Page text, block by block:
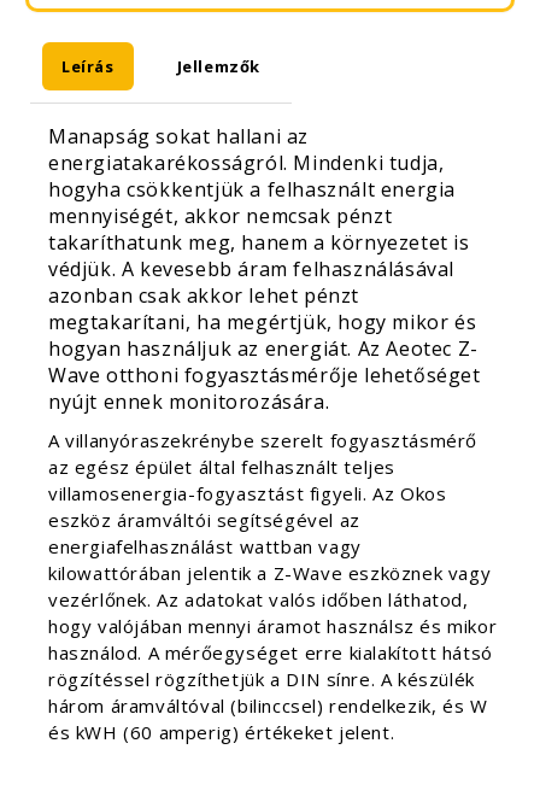
Leírás Jellemzők
Manapság sokat hallani az
energiatakarékosságról. Mindenki tudja,
hogyha csökkentjük a felhasznált energia
mennyiségét, akkor nemcsak pénzt
takaríthatunk meg, hanem a környezetet is
védjük. A kevesebb áram felhasználásával
azonban csak akkor lehet pénzt
megtakarítani, ha megértjük, hogy mikor és
hogyan használjuk az energiát. Az Aeotec Z-
Wave otthoni fogyasztásmérője lehetőséget
nyújt ennek monitorozására.
A villanyóraszekrénybe szerelt fogyasztásmérő
az egész épület által felhasznált teljes
villamosenergia-fogyasztást figyeli. Az Okos
eszköz áramváltói segítségével az
energiafelhasználást wattban vagy
kilowattórában jelentik a Z-Wave eszköznek vagy
vezérlőnek. Az adatokat valós időben láthatod,
hogy valójában mennyi áramot használsz és mikor
használod. A mérőegységet erre kialakított hátsó
rögzítéssel rögzíthetjük a DIN sínre. A készülék
három áramváltóval (bilinccsel) rendelkezik, és W
és kWH (60 amperig) értékeket jelent.